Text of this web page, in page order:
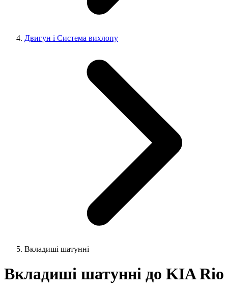
Двигун і Система вихлопу
Вкладиші шатунні
Вкладиші шатунні до KIA Rio